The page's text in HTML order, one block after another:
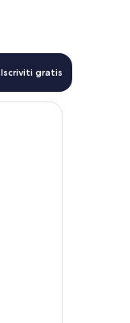
Iscriviti gratis